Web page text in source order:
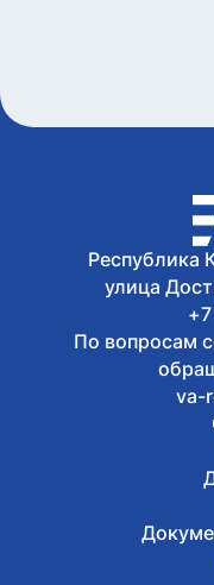
Республика
улица
По вопросам
va-